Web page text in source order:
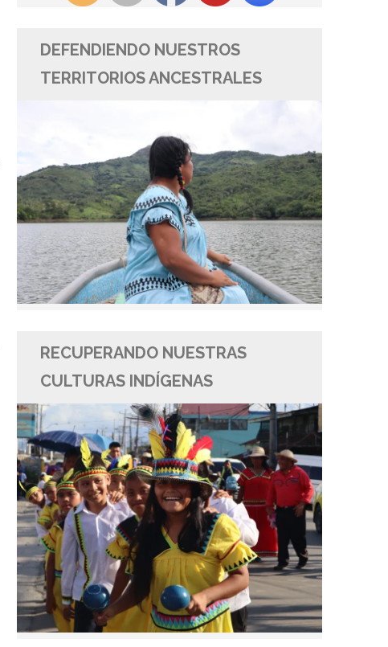
DEFENDIENDO NUESTROS
TERRITORIOS ANCESTRALES
RECUPERANDO NUESTRAS
CULTURAS INDÍGENAS